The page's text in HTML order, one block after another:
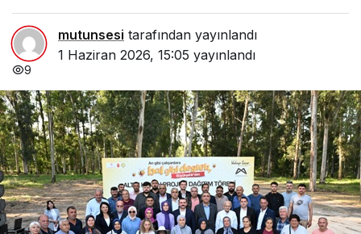
mutunsesi tarafından yayınlandı
1 Haziran 2026, 15:05 yayınlandı
9